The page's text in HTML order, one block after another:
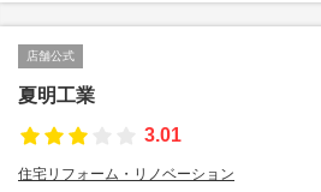
店舗公式
夏明工業
3.01
住宅リフォーム・リノベーション